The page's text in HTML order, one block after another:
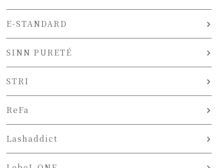
E-STANDARD
SINN PURETÉ
STRI
ReFa
Lashaddict